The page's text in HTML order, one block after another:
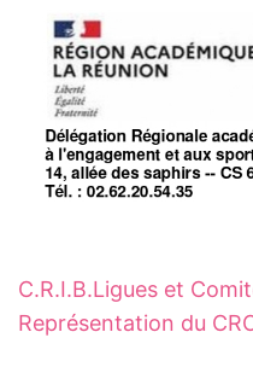
C.R.I.B.Ligues et
Représentation du